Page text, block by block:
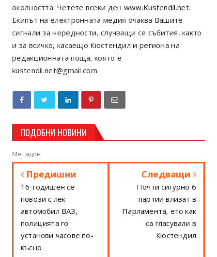
околността. Четете всеки ден www.Kustendil.net.
Екипът на електронната медия очаква Вашите
сигнали за нередности, случващи се събития, както
и за всичко, касаещо Кюстендил и региона на
редакционната поща, която е
kustendil.net@gmail.com
ПОДОБНИ НОВИНИ
Метадон
Предишни
16-годишен се
повози с лек
автомобил ВАЗ,
полицията го
установи часове по-
късно
Следващи
Почти сигурно 6
партии влизат в
Парламента, ето как
са гласували в
Кюстендил